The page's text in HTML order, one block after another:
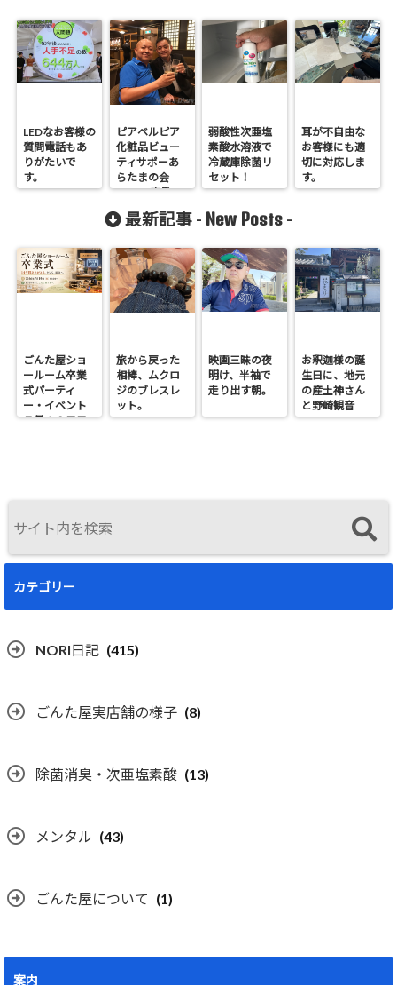
LEDなお客様の
質問電話もあ
りがたいで
す。
ピアベルピア
化粧品ビュー
ティサポーあ
らたまの会
2019in広島
弱酸性次亜塩
素酸水溶液で
冷蔵庫除菌リ
セット！
耳が不自由な
お客様にも適
切に対応しま
す。
最新記事 - New Posts -
ごんた屋ショ
ールーム卒業
式パーティ
ー・イベント
７月１９日日
旅から戻った
相棒、ムクロ
ジのブレスレ
ット。
映画三昧の夜
明け、半袖で
走り出す朝。
お釈迦様の誕
生日に、地元
の産土神さん
と野崎観音
へ。
カテゴリー
NORI日記 (415)
ごんた屋実店舗の様子 (8)
除菌消臭・次亜塩素酸 (13)
メンタル (43)
ごんた屋について (1)
案内